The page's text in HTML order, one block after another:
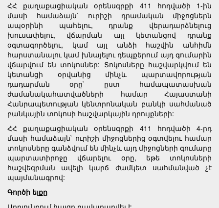
ՀՀ քաղաքացիական օրենսգրքի 411 հոդվածի 1-ին
մասի համաձայն` ուրիշի դրամական միջոցներն
ապօրինի պահելու, դրանք վերադարձնելուց
խուսափելու, վճարման այլ կետանցով դրանք
օգտագործելու, կամ այլ անձի հաշվին անհիմն
հարստանալու կամ խնայելու դեպքերում այդ գումարին
վճարվում են տոկոսներ: Տոկոսները հաշվարկվում են
կետանցի օրվանից մինչև պարտավորության
դադարման օրը` ըստ համապատասխան
ժամանակահատվածների համար Հայաստանի
Հանրապետության կենտրոնական բանկի սահմանած
բանկային տոկոսի հաշվարկային դրույքների:
ՀՀ քաղաքացիական օրենսգրքի 411 հոդվածի 4-րդ
մասի համաձայն` ուրիշի միջոցներից օգտվելու համար
տոկոսները գանձվում են մինչև այդ միջոցների գումարը
պարտատիրոջը վճարելու օրը, եթե տոկոսների
հաշվեգրման ավելի կարճ ժամկետ սահմանված չէ
պայմանագրով:
Գործի ելքը